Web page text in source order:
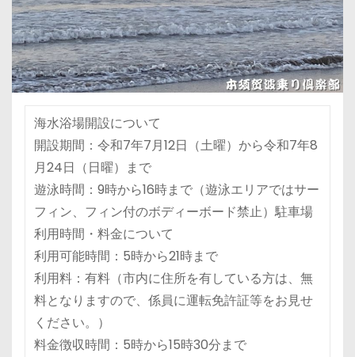
海水浴場開設について
開設期間：令和7年7月12日（土曜）から令和7年8
月24日（日曜）まで
遊泳時間：9時から16時まで（遊泳エリアではサー
フィン、フィン付のボディーボード禁止）駐車場
利用時間・料金について
利用可能時間：5時から21時まで
利用料：有料（市内に住所を有している方は、無
料となりますので、係員に運転免許証等をお見せ
ください。）
料金徴収時間：5時から15時30分まで